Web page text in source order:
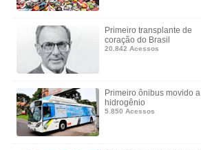
Primeiro transplante de
coração do Brasil
20.842 Acessos
Primeiro ônibus movido a
hidrogênio
5.850 Acessos